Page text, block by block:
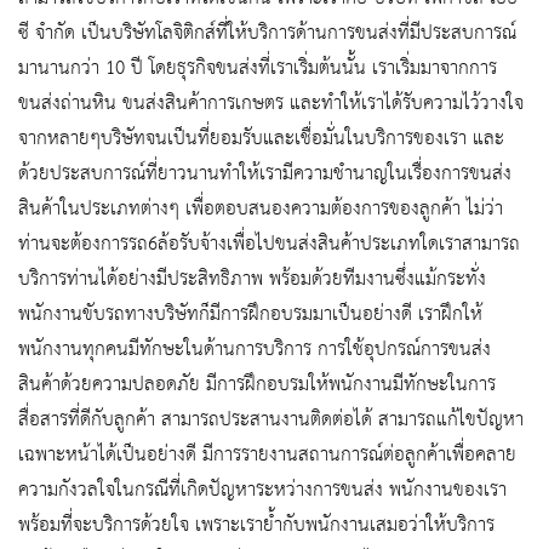
ซี จำกัด เป็นบริษัทโลจิติกส์ที่ให้บริการด้านการขนส่งที่มีประสบการณ์
มานานกว่า 10 ปี โดยธุรกิจขนส่งที่เราเริ่มต้นนั้น เราเริ่มมาจากการ
ขนส่งถ่านหิน ขนส่งสินค้าการเกษตร และทำให้เราได้รับความไว้วางใจ
จากหลายๆบริษัทจนเป็นที่ยอมรับและเชื่อมั่นในบริการของเรา และ
ด้วยประสบการณ์ที่ยาวนานทำให้เรามีความชำนาญในเรื่องการขนส่ง
สินค้าในประเภทต่างๆ เพื่อตอบสนองความต้องการของลูกค้า ไม่ว่า
ท่านจะต้องการรถ6ล้อรับจ้างเพื่อไปขนส่งสินค้าประเภทใดเราสามารถ
บริการท่านได้อย่างมีประสิทธิภาพ พร้อมด้วยทีมงานซึ่งแม้กระทั่ง
พนักงานขับรถทางบริษัทก็มีการฝึกอบรมมาเป็นอย่างดี เราฝึกให้
พนักงานทุกคนมีทักษะในด้านการบริการ การใช้อุปกรณ์การขนส่ง
สินค้าด้วยความปลอดภัย มีการฝึกอบรมให้พนักงานมีทักษะในการ
สื่อสารที่ดีกับลูกค้า สามารถประสานงานติดต่อได้ สามารถแก้ไขปัญหา
เฉพาะหน้าได้เป็นอย่างดี มีการรายงานสถานการณ์ต่อลูกค้าเพื่อคลาย
ความกังวลใจในกรณีที่เกิดปัญหาระหว่างการขนส่ง พนักงานของเรา
พร้อมที่จะบริการด้วยใจ เพราะเราย้ำกับพนักงานเสมอว่าให้บริการ